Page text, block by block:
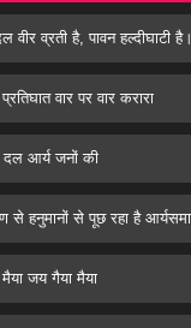
वीर व्रती है, पावन हल्दीघाटी है।
वार पर वार करारा
दल आर्य जनों की
जय गैया मैया